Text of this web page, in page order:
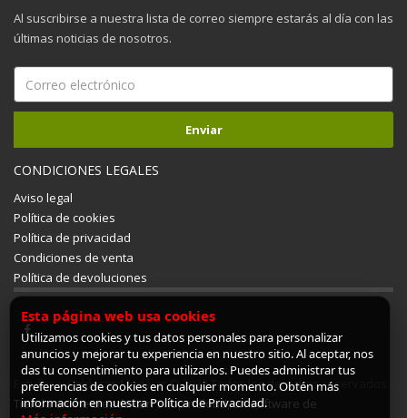
Al suscribirse a nuestra lista de correo siempre estarás al día con las
últimas noticias de nosotros.
CONDICIONES LEGALES
Aviso legal
Política de cookies
Política de privacidad
Condiciones de venta
Política de devoluciones
Estufas y Calderas Mudéjar © 2026 Todos los derechos reservados.
Tienda online creada con ShopinCloud, un software de
Esta página web usa cookies
Utilizamos cookies y tus datos personales para personalizar
anuncios y mejorar tu experiencia en nuestro sitio. Al aceptar, nos
das tu consentimiento para utilizarlos. Puedes administrar tus
preferencias de cookies en cualquier momento. Obtén más
información en nuestra Política de Privacidad.